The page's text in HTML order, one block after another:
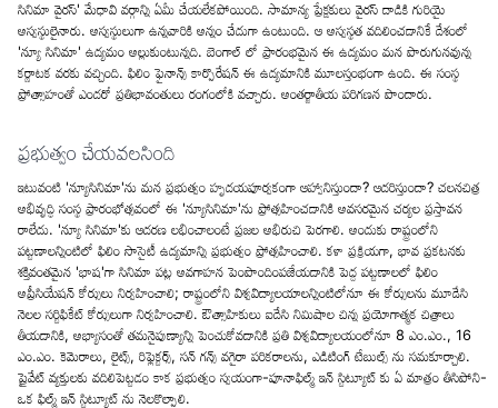
సినిమా వైరస్' మేధావి వర్గాన్ని ఏమీ చేయలేకపోయింది. సామాన్య ప్రేక్షకులు వైరస్ దాడికి గురియై
అస్వస్థులైనారు. అస్వస్థులుగా ఉన్నవారికి అన్నం చేదుగా ఉంటుంది. ఆ అస్వస్థత వదిలించడానికే దేశంలో
'న్యూ సినిమా' ఉద్యమం అల్లుకుంటున్నది. బెంగాల్ లో ప్రారంభమైన ఈ ఉద్యమం మన పొరుగునవున్న
కర్ణాటక వరకు వచ్చింది. ఫిలిం ఫైనాన్స్ కార్పొరేషన్ ఈ ఉద్యమానికి మూలస్తంభంగా ఉంది. ఈ సంస్థ
ప్రోత్సాహంతో ఎందరో ప్రతిభావంతులు రంగంలోకి వచ్చారు. అంతర్జాతీయ పరిగణన పొందారు.
ప్రభుత్వం చేయవలసింది
ఇటువంటి 'న్యూసినిమా'ను మన ప్రభుత్వం హృదయపూర్వకంగా ఆహ్వానిస్తుందా? ఆదరిస్తుందా? చలనచిత్ర
అభివృద్ధి సంస్థ ప్రారంభోత్సవంలో ఈ 'న్యూసినిమా'ను ప్రోత్సహించడానికి అవసరమైన చర్యల ప్రస్తావన
రాలేదు. 'న్యూ సినిమా'కు ఆదరణ లభించాలంటే ప్రజల అభిరుచి పెరగాలి. అందుకు రాష్ట్రంలోని
పట్టణాలన్నింటిలో ఫిలిం సొసైటీ ఉద్యమాన్ని ప్రభుత్వం ప్రోత్సహించాలి. కళా ప్రక్రియగా, భావ ప్రకటనకు
శక్తివంతమైన 'భాష'గా సినిమా పట్ల అవగాహన పెంపొందింపజేయడానికి పెద్ద పట్టణాలలో ఫిలిం
అప్రీసియేషన్ కోర్సులు నిర్వహించాలి; రాష్ట్రంలోని విశ్వవిద్యాలయాలన్నింటిలోనూ ఈ కోర్సులను మూడేసి
నెలల సర్టిఫికేట్ కోర్సులుగా నిర్వహించాలి. ఔత్సాహికులు ఐదేసి నిమిషాల చిన్న ప్రయోగాత్మక చిత్రాలు
తీయడానికి, అభ్యాసంతో తమనైపుణ్యాన్ని పెంచుకోవడానికి ప్రతి విశ్వవిద్యాలయంలోనూ 8 ఎం.ఎం., 16
ఎం.ఎం. కెమెరాలు, లైట్స్, రిఫ్లెక్టర్స్, సన్ గన్స్ వగైరా పరికరాలను, ఎడిటింగ్ టేబుల్స్ ను సమకూర్చాలి.
ప్రైవేట్ వ్యక్తులకు వదిలిపెట్టడం కాక ప్రభుత్వం స్వయంగా-పూనాఫిల్మ్ ఇన్ స్టిట్యూట్ కు ఏ మాత్రం తీసిపోని-
ఒక ఫిల్మ్ ఇన్ స్టిట్యూట్ ను నెలకొల్పాలి.